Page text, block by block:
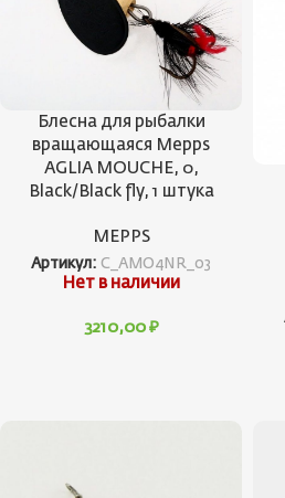
Блесна для рыбалки
вращающаяся Mepps
AGLIA MOUCHE, 0,
Black/Black fly, 1 штука
MEPPS
Артикул: C_AMO4NR_03
Нет в наличии
3210,00 ₽